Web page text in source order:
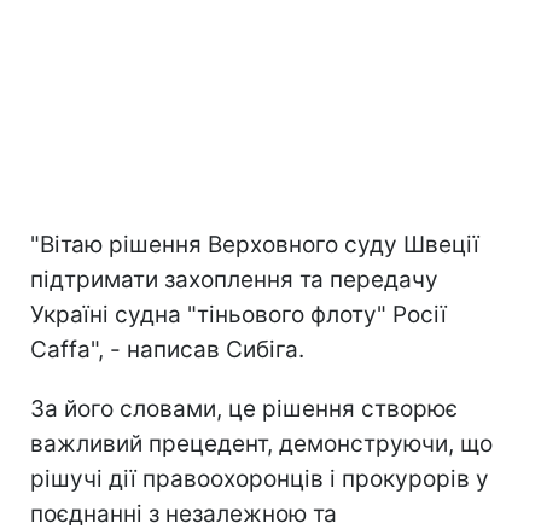
"Вітаю рішення Верховного суду Швеції
підтримати захоплення та передачу
Україні судна "тіньового флоту" Росії
Caffa", - написав Сибіга.
За його словами, це рішення створює
важливий прецедент, демонструючи, що
рішучі дії правоохоронців і прокурорів у
поєднанні з незалежною та